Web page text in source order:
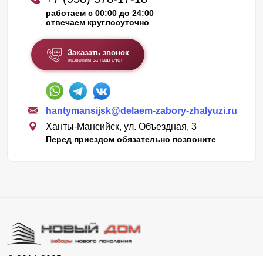
работаем с 00:00 до 24:00
отвечаем круглосуточно
Заказать звонок
позвоним за наш счет
hantymansijsk@delaem-zabory-zhalyuzi.ru
Ханты-Мансийск, ул. Объездная, 3
Перед приездом обязательно позвоните